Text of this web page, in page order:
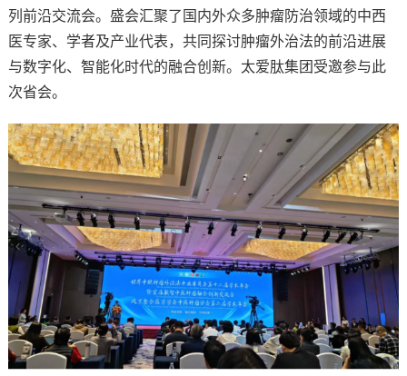
列前沿交流会。盛会汇聚了国内外众多肿瘤防治领域的中西
医专家、学者及产业代表，共同探讨肿瘤外治法的前沿进展
与数字化、智能化时代的融合创新。太爱肽集团受邀参与此
次省会。